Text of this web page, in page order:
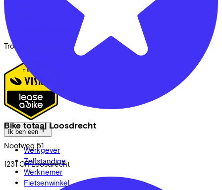
Bike totaal Loosdrecht
Nootweg 51
1231 CR Loosdrecht
Security & Privacy
Trotse partner van
Ik ben een
Werkgever
Zelfstandige
Werknemer
Fietsenwinkel